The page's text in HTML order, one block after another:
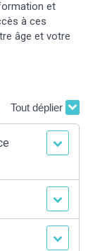
et
à ces
âge et votre
Tout déplier